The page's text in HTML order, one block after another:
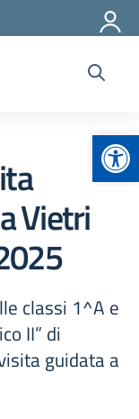
Vietri
classi 1^A e
II” di
guidata a